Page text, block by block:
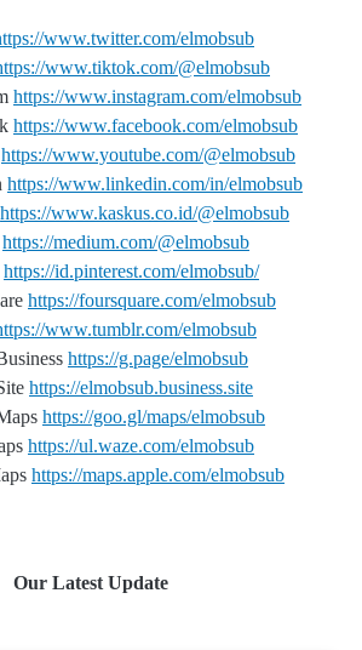
www.twitter.com/elmobsub
www.tiktok.com/@elmobsub
https://www.instagram.com/elmobsub
https://www.facebook.com/elmobsub
https://www.youtube.com/@elmobsub
https://www.linkedin.com/in/elmobsub
https://www.kaskus.co.id/@elmobsub
https://medium.com/@elmobsub
https://id.pinterest.com/elmobsub/
https://foursquare.com/elmobsub
www.tumblr.com/elmobsub
https://g.page/elmobsub
https://elmobsub.business.site
https://goo.gl/maps/elmobsub
https://ul.waze.com/elmobsub
https://maps.apple.com/elmobsub
Our Latest Update